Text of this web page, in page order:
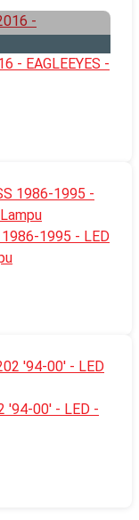
- EAGLEEYES -
1995 - LED
'94-00' - LED -